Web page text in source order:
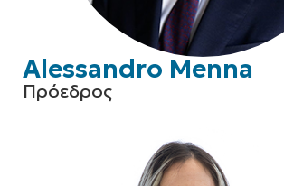
Alessandro Menna
Πρόεδρος